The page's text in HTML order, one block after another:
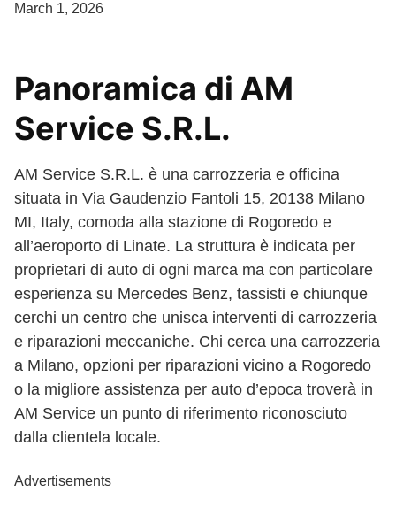
March 1, 2026
Panoramica di AM
Service S.R.L.
AM Service S.R.L. è una carrozzeria e officina
situata in Via Gaudenzio Fantoli 15, 20138 Milano
MI, Italy, comoda alla stazione di Rogoredo e
all’aeroporto di Linate. La struttura è indicata per
proprietari di auto di ogni marca ma con particolare
esperienza su Mercedes Benz, tassisti e chiunque
cerchi un centro che unisca interventi di carrozzeria
e riparazioni meccaniche. Chi cerca una carrozzeria
a Milano, opzioni per riparazioni vicino a Rogoredo
o la migliore assistenza per auto d’epoca troverà in
AM Service un punto di riferimento riconosciuto
dalla clientela locale.
Advertisements